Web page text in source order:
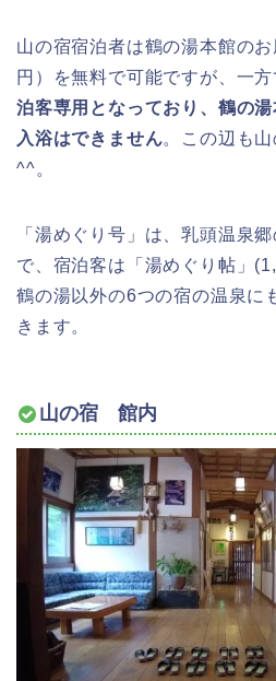
山の宿宿泊者は鶴の湯本館の
円）を無料で可能ですが、一方
泊客専用となっており、鶴の
入浴はできません。この辺も
^^。
「湯めぐり号」は、乳頭温泉
で、宿泊客は「湯めぐり帖」
鶴の湯以外の6つの宿の温泉に
きます。
山の宿 館内